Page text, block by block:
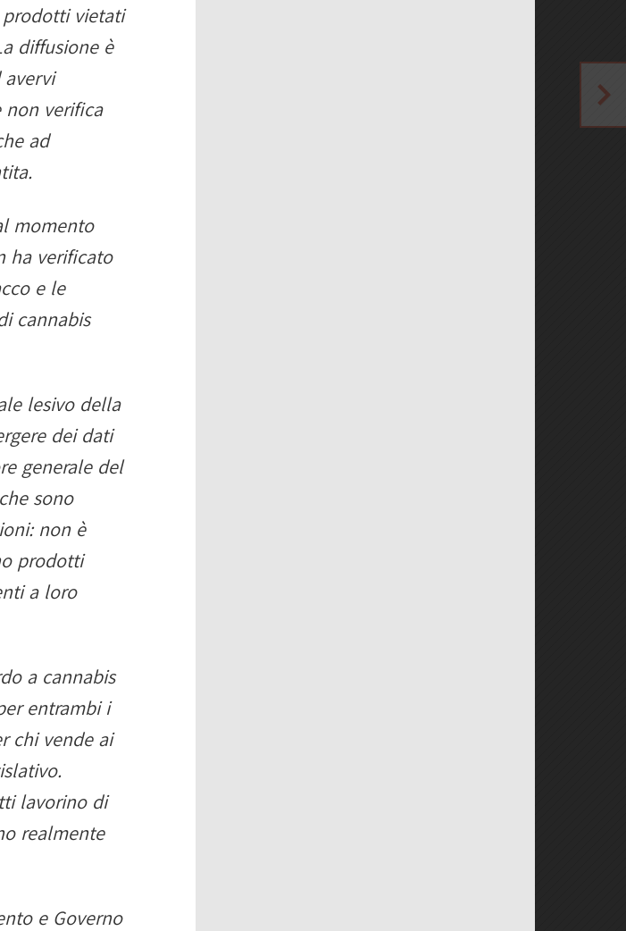
vietati
diffusione è
non verifica
ad
momento
ha verificato
e le
cannabis
lesivo della
dei dati
generale del
sono
non è
prodotti
a loro
a cannabis
entrambi i
chi vende ai
lavorino di
realmente
e Governo